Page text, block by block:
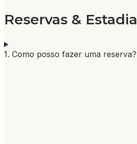
Reservas & Estadia
1. Como posso fazer uma reserva?